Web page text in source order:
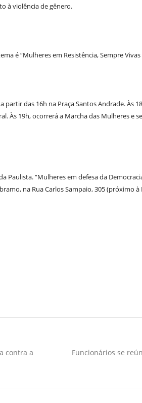
à violência de gênero.
é “Mulheres em Resistência, Sempre
das 16h na Praça Santos Andrade. Às
Às 19h, ocorrerá a Marcha das Mulheres e
Paulista. “Mulheres em defesa da
na Rua Carlos Sampaio, 305 (próximo à
contra a
Próximo
Funcionários se